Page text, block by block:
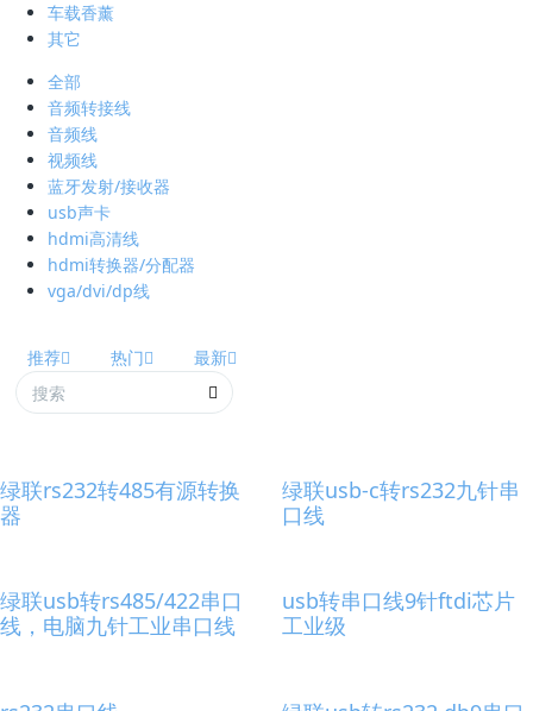
车载香薰
其它
全部
音频转接线
音频线
视频线
蓝牙发射/接收器
usb声卡
hdmi高清线
hdmi转换器/分配器
vga/dvi/dp线
推荐 热门 最新
绿联rs232转485有源转换
器
绿联usb-c转rs232九针串
口线
绿联usb转rs485/422串口
线，电脑九针工业串口线
usb转串口线9针ftdi芯片
工业级